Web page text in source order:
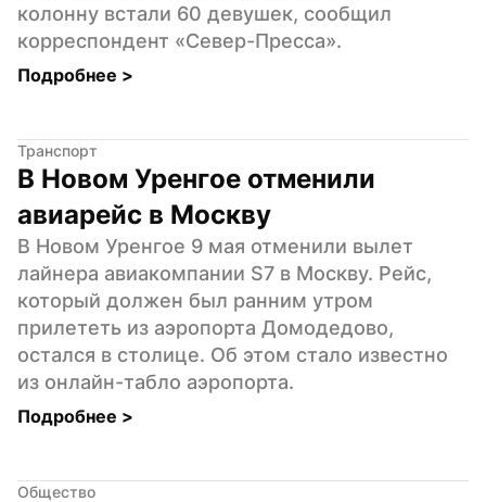
колонну встали 60 девушек, сообщил
корреспондент «Север-Пресса».
Подробнее >
Транспорт
В Новом Уренгое отменили
авиарейс в Москву
В Новом Уренгое 9 мая отменили вылет
лайнера авиакомпании S7 в Москву. Рейс,
который должен был ранним утром
прилететь из аэропорта Домодедово,
остался в столице. Об этом стало известно
из онлайн-табло аэропорта.
Подробнее >
Общество